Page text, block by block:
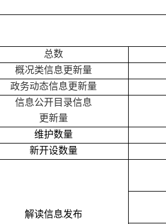
总数
概况类信息更新量
政务动态信息更新量
信息公开目录信息
更新量
维护数量
新开设数量
解读信息发布